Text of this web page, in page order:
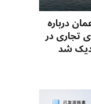
درباره
تجاری در
شد